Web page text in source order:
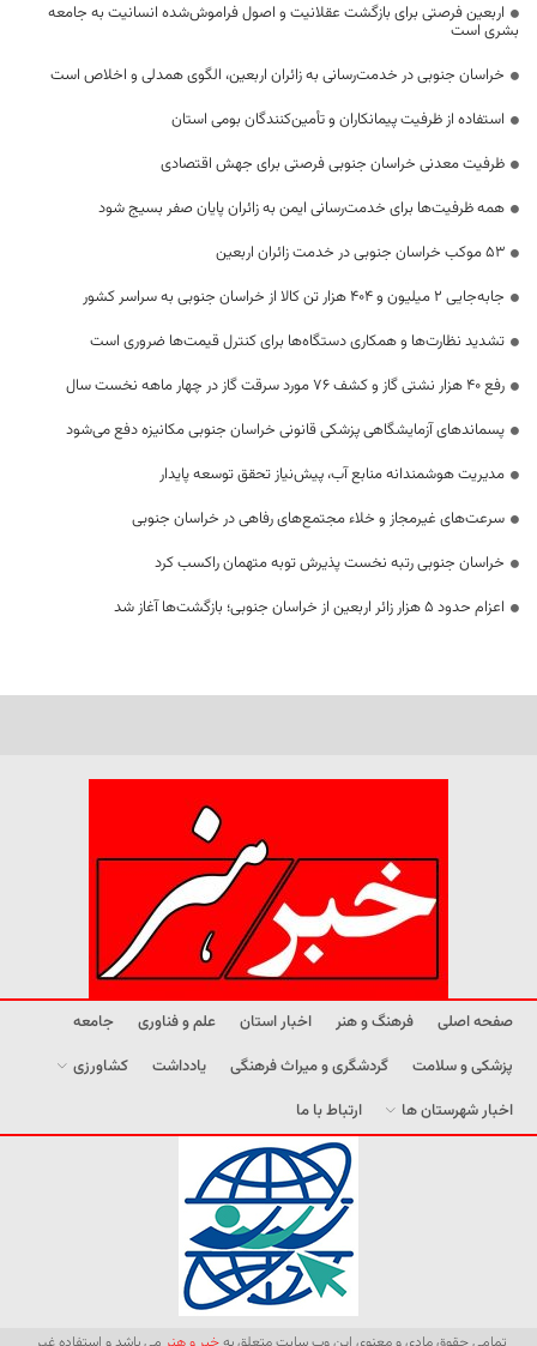
اربعین فرصتی برای بازگشت عقلانیت و اصول فراموش‌شده انسانیت به جامعه
بشری است
خراسان جنوبی در خدمت‌رسانی به زائران اربعین، الگوی همدلی و اخلاص است
استفاده از ظرفیت پیمانکاران و تأمین‌کنندگان بومی استان
ظرفیت معدنی خراسان جنوبی فرصتی برای جهش اقتصادی
همه ظرفیت‌ها برای خدمت‌رسانی ایمن به زائران پایان صفر بسیج شود
53 موکب خراسان جنوبی در خدمت زائران اربعین
جابه‌جایی 2 میلیون و 404 هزار تن کالا از خراسان جنوبی به سراسر کشور
تشدید نظارت‌ها و همکاری دستگاه‌ها برای کنترل قیمت‌ها ضروری است
رفع 40 هزار نشتی گاز و کشف 76 مورد سرقت گاز در چهار ماهه نخست سال
پسماندهای آزمایشگاهی پزشکی قانونی خراسان جنوبی مکانیزه دفع می‌شود
مدیریت هوشمندانه منابع آب، پیش‌نیاز تحقق توسعه پایدار
سرعت‌های غیرمجاز و خلاء مجتمع‌های رفاهی در خراسان جنوبی
خراسان جنوبی رتبه نخست پذیرش توبه متهمان راکسب کرد
اعزام حدود 5 هزار زائر اربعین از خراسان جنوبی؛ بازگشت‌ها آغاز شد
صفحه اصلی فرهنگ و هنر اخبار استان علم و فناوری
جامعه
پزشکی و سلامت
گردشگری و میراث فرهنگی یادداشت
کشاورزی
اخبار شهرستان ها
ارتباط با ما